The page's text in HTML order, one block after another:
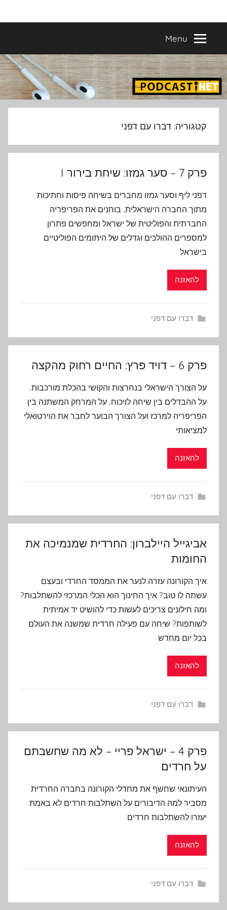
to
content
פודקאסטים
נבחרים
בהפקת
פודקאסטיקו
PODCASTI.CO
מעולים
–
פודקאסטיקו
Menu
קטגוריה: דברו עם דפני
פרק 7 – סער גמזו: שיחת בירור I
דפני ליף וסער גמזו מחברים בשיחה פיסות וחתיכות
מתוך החברה הישראלית, בוחנים את הפריפריה
החברתית והפוליטית של ישראל ומחפשים פתרון
למספרים ההולכים וגדלים של היתומים הפוליטיים
בישראל‎
להאזנה
דברו עם דפני
פרק 6 – דויד פרץ: החיים רחוק מהקצה
על הצורך הישראלי בנחרצות והקושי בהכלת מורכבות,
על ההבדלים בין שיחה לויכוח, על המרחק המשתנה בין
הפריפריה למרכז ועל הצורך הבוער לחבר את הוירטואלי
למציאותי
להאזנה
דברו עם דפני
אביגייל היילברון: החרדית שמנמיכה את
החומות
איך הקורונה עזרה לנער את הממסד החרדי ובעצם
עשתה לו טוב? איך החינוך הוא הכלי המרכזי להשתלבות?
ומה חילונים צריכים לעשות כדי להושיט יד אמיתית
לשותפות? שיחה עם פעילה חרדית שמשנה את העולם
בכל יום מחדש
להאזנה
דברו עם דפני
פרק 4 – ישראל פריי – לא מה שחשבתם
על חרדים
העיתונאי שחשף את מחדלי הקורונה בחברה החרדית
מסביר למה הדיבורים על השתלבות חרדים לא באמת
יעזרו להשתלבות חרדים
להאזנה
דברו עם דפני